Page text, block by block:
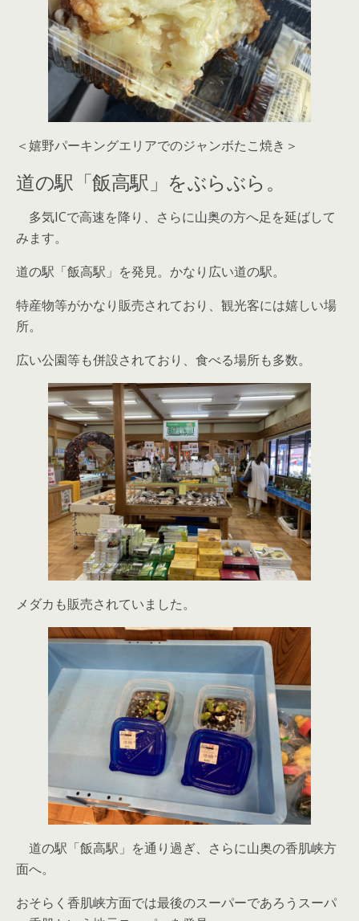
＜嬉野パーキングエリアでのジャンボたこ焼き＞
道の駅「飯高駅」をぶらぶら。
多気ICで高速を降り、さらに山奥の方へ足を延ばして
みます。
道の駅「飯高駅」を発見。かなり広い道の駅。
特産物等がかなり販売されており、観光客には嬉しい場
所。
広い公園等も併設されており、食べる場所も多数。
メダカも販売されていました。
道の駅「飯高駅」を通り過ぎ、さらに山奥の香肌峡方
面へ。
おそらく香肌峡方面では最後のスーパーであろうスーパ